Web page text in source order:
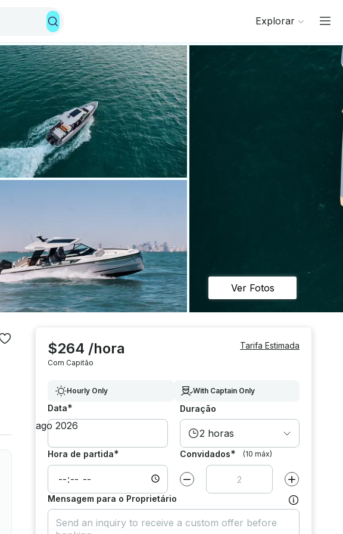
Explorar
Ver Fotos
$264 /hora
Com Capitão
Tarifa Estimada
Hourly Only With Captain Only
Data* Duração
2 horas
Hora de partida* Convidados* (10 máx)
Diminuir valor por Aumentar
Mensagem para o Proprietário